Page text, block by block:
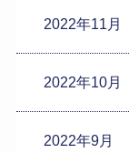
2022年11月
2022年10月
2022年9月